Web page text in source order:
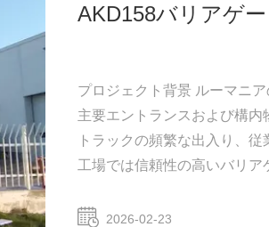
AKD158バリアゲ
プロジェクト背景 ルーマニア
主要エントランスおよび構内
トラックの頻繁な出入り、
工場では信頼性の高いバリア
敷地全体のセキュリティを強
2026-02-23